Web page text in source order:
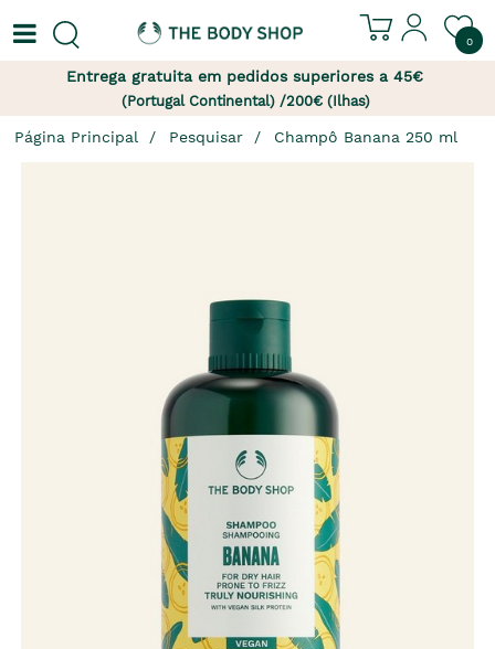
0
Entrega gratuita em pedidos superiores a 45€
(Portugal Continental) /200€ (Ilhas)
Página Principal Pesquisar Champô Banana 250 ml